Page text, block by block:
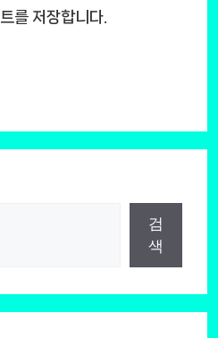
를 저장합니다.
검
색